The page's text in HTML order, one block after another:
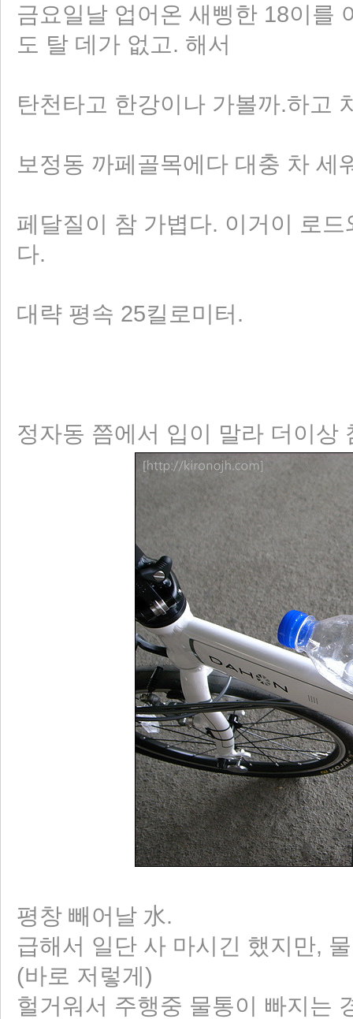
금요일날 업어온 새삥한 18이를
도 탈 데가 없고. 해서
탄천타고 한강이나 가볼까.하고
보정동 까페골목에다 대충 차
페달질이 참 가볍다. 이거이 로
다.
대략 평속 25킬로미터.
정자동 쯤에서 입이 말라 더이상
평창 빼어날 水.
급해서 일단 사 마시긴 했지만,
(바로 저렇게)
헐거워서 주행중 물통이 빠지는